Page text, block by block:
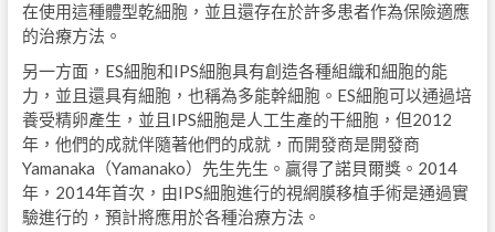
在使用這種體型乾細胞，並且還存在於許多患者作為保險適應
的治療方法。
另一方面，ES細胞和IPS細胞具有創造各種組織和細胞的能
力，並且還具有細胞，也稱為多能幹細胞。ES細胞可以通過培
養受精卵產生，並且IPS細胞是人工生產的干細胞，但2012
年，他們的成就伴隨著他們的成就，而開發商是開發商
Yamanaka（Yamanako）先生先生。贏得了諾貝爾獎。2014
年，2014年首次，由IPS細胞進行的視網膜移植手術是通過實
驗進行的，預計將應用於各種治療方法。